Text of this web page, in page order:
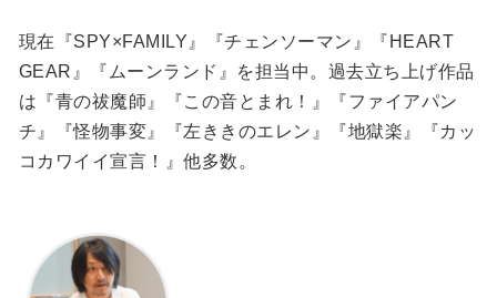
現在『SPY×FAMILY』『チェンソーマン』『HEART
GEAR』『ムーンランド』を担当中。過去立ち上げ作品
は『青の祓魔師』『この音とまれ！』『ファイアパン
チ』『怪物事変』『左ききのエレン』『地獄楽』『カッ
コカワイイ宣言！』他多数。